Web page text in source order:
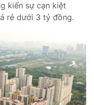
kiến sự cạn kiệt
rẻ dưới 3 tỷ đồng.